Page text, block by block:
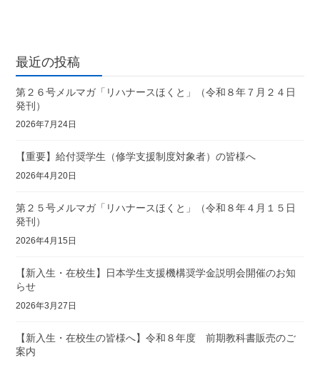
最近の投稿
第２６号メルマガ「リハナースほくと」（令和８年７月２４日
発刊）
2026年7月24日
【重要】給付奨学生（修学支援制度対象者）の皆様へ
2026年4月20日
第２５号メルマガ「リハナースほくと」（令和８年４月１５日
発刊）
2026年4月15日
【新入生・在校生】日本学生支援機構奨学金説明会開催のお知
らせ
2026年3月27日
【新入生・在校生の皆様へ】令和８年度 前期教科書販売のご
案内